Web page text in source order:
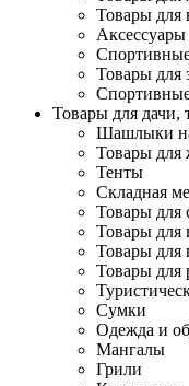
Товары для
Товары для
Товары для дачи,
Шашлыки
Товары для
Тенты
Складная
Товары для
Товары для
Товары для
Товары для
Сумки
Одежда и
Мангалы
Грили